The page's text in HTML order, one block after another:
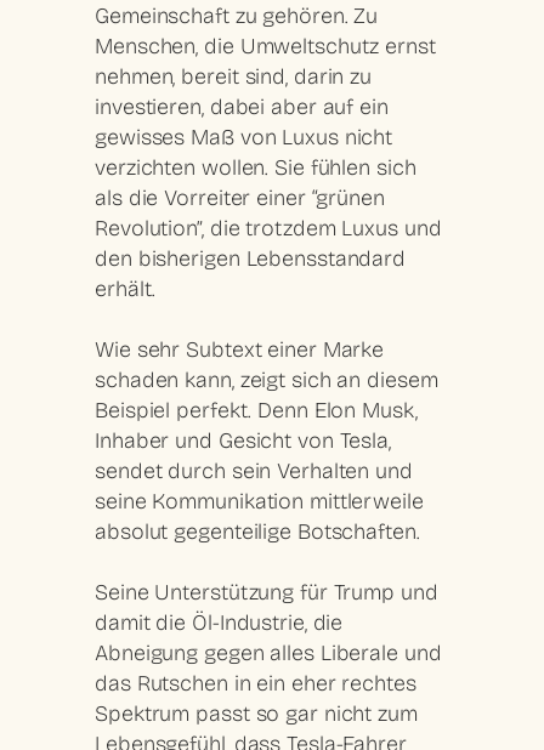
Gemeinschaft zu gehören. Zu
Menschen, die Umweltschutz ernst
nehmen, bereit sind, darin zu
investieren, dabei aber auf ein
gewisses Maß von Luxus nicht
verzichten wollen. Sie fühlen sich
als die Vorreiter einer “grünen
Revolution”, die trotzdem Luxus und
den bisherigen Lebensstandard
erhält.
Wie sehr Subtext einer Marke
schaden kann, zeigt sich an diesem
Beispiel perfekt. Denn Elon Musk,
Inhaber und Gesicht von Tesla,
sendet durch sein Verhalten und
seine Kommunikation mittlerweile
absolut gegenteilige Botschaften.
Seine Unterstützung für Trump und
damit die Öl-Industrie, die
Abneigung gegen alles Liberale und
das Rutschen in ein eher rechtes
Spektrum passt so gar nicht zum
Lebensgefühl, dass Tesla-Fahrer